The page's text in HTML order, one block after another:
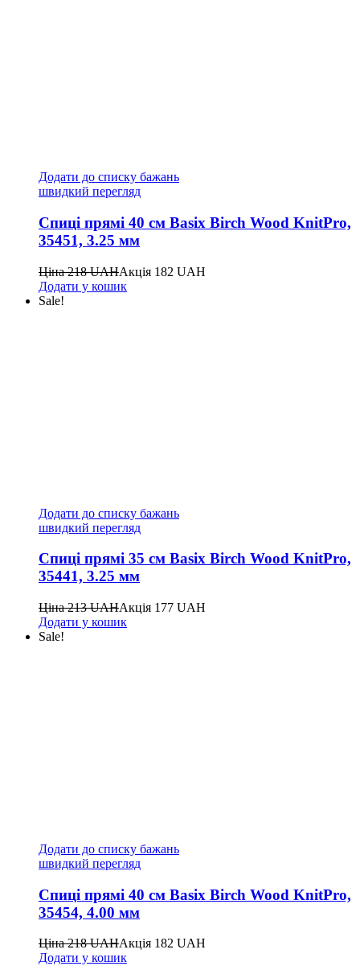
Додати до списку бажань
швидкий перегляд
Спиці прямі 40 см Basix Birch Wood KnitPro,
35451, 3.25 мм
Ціна218UAHАкція 182 UAH
Додати у кошик
Sale!
Додати до списку бажань
швидкий перегляд
Спиці прямі 35 см Basix Birch Wood KnitPro,
35441, 3.25 мм
Ціна213UAHАкція 177 UAH
Додати у кошик
Sale!
Додати до списку бажань
швидкий перегляд
Спиці прямі 40 см Basix Birch Wood KnitPro,
35454, 4.00 мм
Ціна218UAHАкція 182 UAH
Додати у кошик